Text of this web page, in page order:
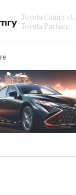
Toyota Camry et,
Toyota Partner.